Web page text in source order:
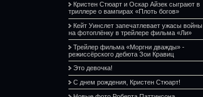
Кристен Стюарт и Оскар Айзек сыграют в
триллере о вампирах «Плоть богов»
Кейт Уинслет запечатлевает ужасы войны
на фотоплёнку в трейлере фильма «Ли»
Трейлер фильма «Моргни дважды» -
режиссёрского дебюта Зои Кравиц
Это девочка!
С днем рождения, Кристен Стюарт!